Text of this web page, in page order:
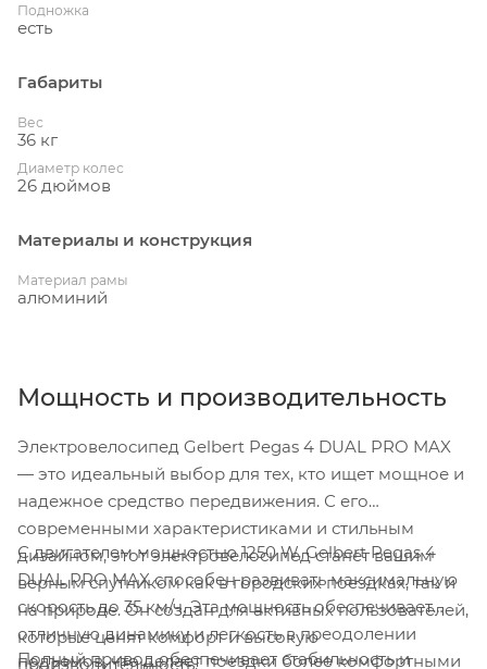
Подножка
есть
Габариты
Вес
36 кг
Диаметр колес
26 дюймов
Материалы и конструкция
Материал рамы
алюминий
Мощность и производительность
Электровелосипед Gelbert Pegas 4 DUAL PRO MAX
— это идеальный выбор для тех, кто ищет мощное и
надежное средство передвижения. С его
современными характеристиками и стильным
дизайном, этот электровелосипед станет вашим
верным спутником как в городских поездках, так и
на природе. Он создан для активных пользователей,
которые ценят комфорт и высокую
производительность.
С двигателем мощностью 1250 W, Gelbert Pegas 4
DUAL PRO MAX способен развивать максимальную
скорость до 35 км/ч. Эта мощность обеспечивает
отличную динамику и легкость в преодолении
подъемов, что делает поездки более комфортными
Полный привод обеспечивает стабильность и